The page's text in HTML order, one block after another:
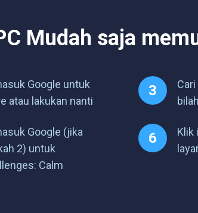
Mudah saja
Google untuk
atau lakukan nanti
Google (jika
2) untuk
Calm
Klik